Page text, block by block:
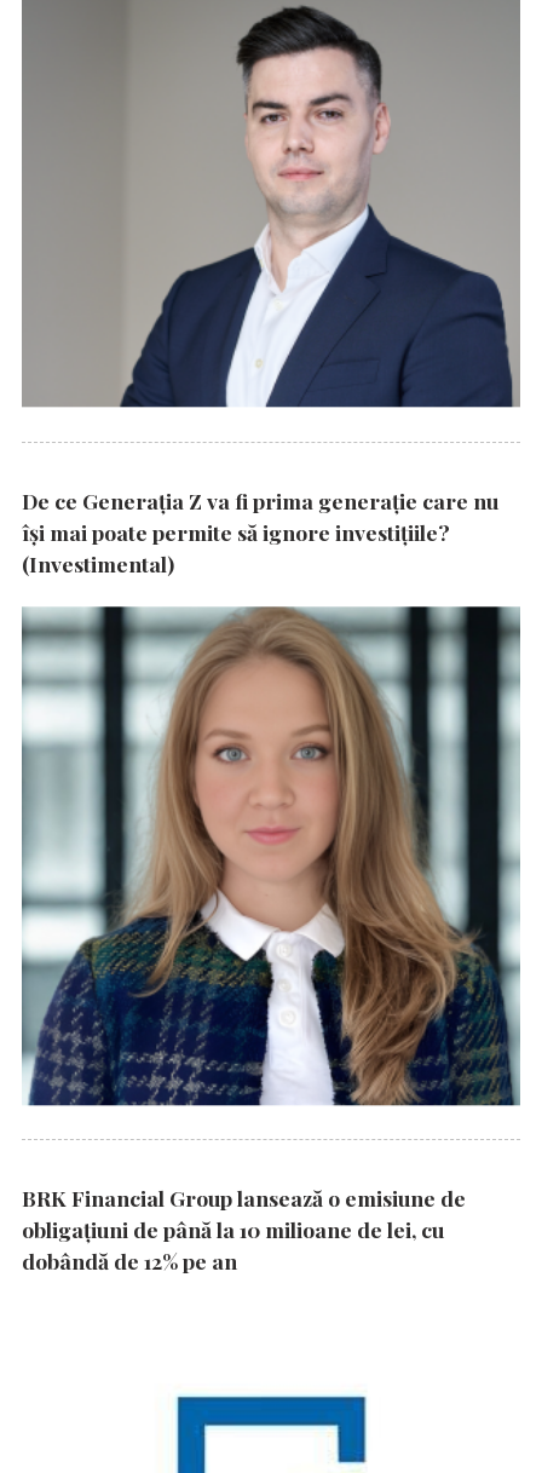
De ce Generația Z va fi prima generație care nu
își mai poate permite să ignore investițiile?
(Investimental)
BRK Financial Group lansează o emisiune de
obligațiuni de până la 10 milioane de lei, cu
dobândă de 12% pe an